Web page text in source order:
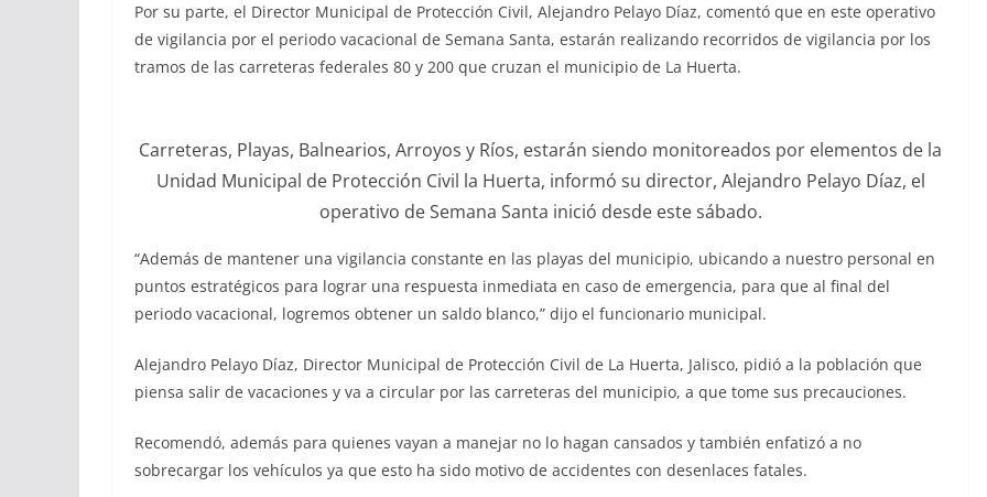
Por su parte, el Director Municipal de Protección Civil, Alejandro Pelayo Díaz, comentó que en este operativo
de vigilancia por el periodo vacacional de Semana Santa, estarán realizando recorridos de vigilancia por los
tramos de las carreteras federales 80 y 200 que cruzan el municipio de La Huerta.
Carreteras, Playas, Balnearios, Arroyos y Ríos, estarán siendo monitoreados por elementos de la
Unidad Municipal de Protección Civil la Huerta, informó su director, Alejandro Pelayo Díaz, el
operativo de Semana Santa inició desde este sábado.
“Además de mantener una vigilancia constante en las playas del municipio, ubicando a nuestro personal en
puntos estratégicos para lograr una respuesta inmediata en caso de emergencia, para que al final del
periodo vacacional, logremos obtener un saldo blanco,” dijo el funcionario municipal.
Alejandro Pelayo Díaz, Director Municipal de Protección Civil de La Huerta, Jalisco, pidió a la población que
piensa salir de vacaciones y va a circular por las carreteras del municipio, a que tome sus precauciones.
Recomendó, además para quienes vayan a manejar no lo hagan cansados y también enfatizó a no
sobrecargar los vehículos ya que esto ha sido motivo de accidentes con desenlaces fatales.